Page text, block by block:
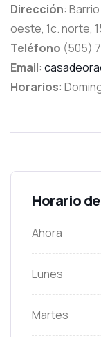
Dirección:
oeste, 1c. norte,
Teléfono (505)
Email:
Horarios:
Horario
Ahora
Lunes
Martes